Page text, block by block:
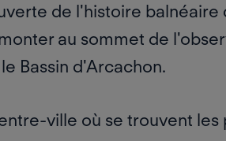
de l'histoire balnéaire
au sommet de
Bassin d'Arcachon.
ville où se trouvent